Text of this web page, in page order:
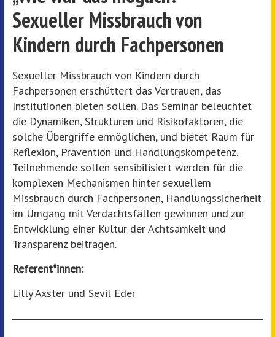
Sexueller Missbrauch von
Kindern durch Fachpersonen
Sexueller Missbrauch von Kindern durch
Fachpersonen erschüttert das Vertrauen, das
Institutionen bieten sollen. Das Seminar beleuchtet
die Dynamiken, Strukturen und Risikofaktoren, die
solche Übergriffe ermöglichen, und bietet Raum für
Reflexion, Prävention und Handlungskompetenz.
Teilnehmende sollen sensibilisiert werden für die
komplexen Mechanismen hinter sexuellem
Missbrauch durch Fachpersonen, Handlungssicherheit
im Umgang mit Verdachtsfällen gewinnen und zur
Entwicklung einer Kultur der Achtsamkeit und
Transparenz beitragen.
Referent*innen:
Lilly Axster und Sevil Eder